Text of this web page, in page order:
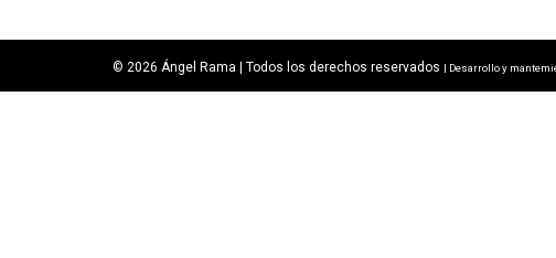
© 2026 Ángel Rama | Todos los derechos reservados | Desarrollo y